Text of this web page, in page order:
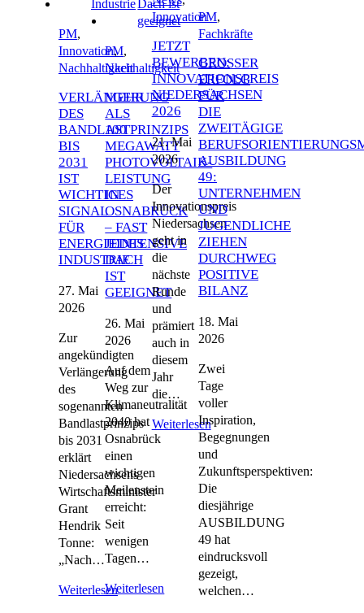
PM,
Innovation,
Nachhaltigkeit
VERLÄNGERUNG
DES
BANDLASTPRINZIPS
BIS
2031
IST
WICHTIGES
SIGNAL
FÜR
ENERGIEINTENSIVE
INDUSTRIE
27. Mai
2026
Zur
angekündigten
Verlängerung
des
sogenannten
Bandlastprinzips
bis 2031
erklärt
Niedersachsens
Wirtschaftsminister
Grant
Hendrik
Tonne:
„Nach…
Weiterlesen
PM,
Nachhaltigkeit
MEHR
ALS
100
MEGAWATT
PHOTOVOLTAIK-
LEISTUNG
IN
OSNABRÜCK
– FAST
JEDES
DACH
IST
GEEIGNET
26. Mai
2026
Auf dem
Weg zur
Klimaneutralität
2040 hat
Osnabrück
einen
wichtigen
Meilenstein
erreicht:
Seit
wenigen
Tagen…
Weiterlesen
Innovation
JETZT
BEWERBEN:
INNOVATIONSPREIS
NIEDERSACHSEN
2026
21. Mai
2026
Der
Innovationspreis
Niedersachsen
geht in
die
nächste
Runde
und
prämiert
auch in
diesem
Jahr
die…
Weiterlesen
PM,
Fachkräfte
GROSSER E
RFOLG F
ÜR D
IE Z
WEITÄGIGE B
USBILDUNG 4
9: U
NTERNEHMEN U
ND J
UGENDLICHE Z
IEHEN D
URCHWEG P
OSITIVE B
ILANZ
18. Mai
2026
Zwei
Tage
voller
Inspiration,
Begegnungen
und
Zukunftsperspektiven:
Die
diesjährige
AUSBILDUNG
49 hat
eindrucksvoll
gezeigt,
welchen…